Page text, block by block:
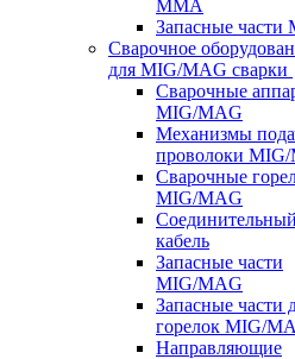
MMA
Запасные части
Сварочное
для MIG/MAG сварки
Сварочные
MIG/MAG
Механизмы
проволоки
Сварочные
MIG/MAG
Соединительный
кабель
Запасные части
MIG/MAG
Запасные части
горелок MIG/
Направляющие